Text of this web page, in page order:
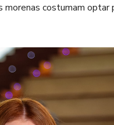
costumam optar